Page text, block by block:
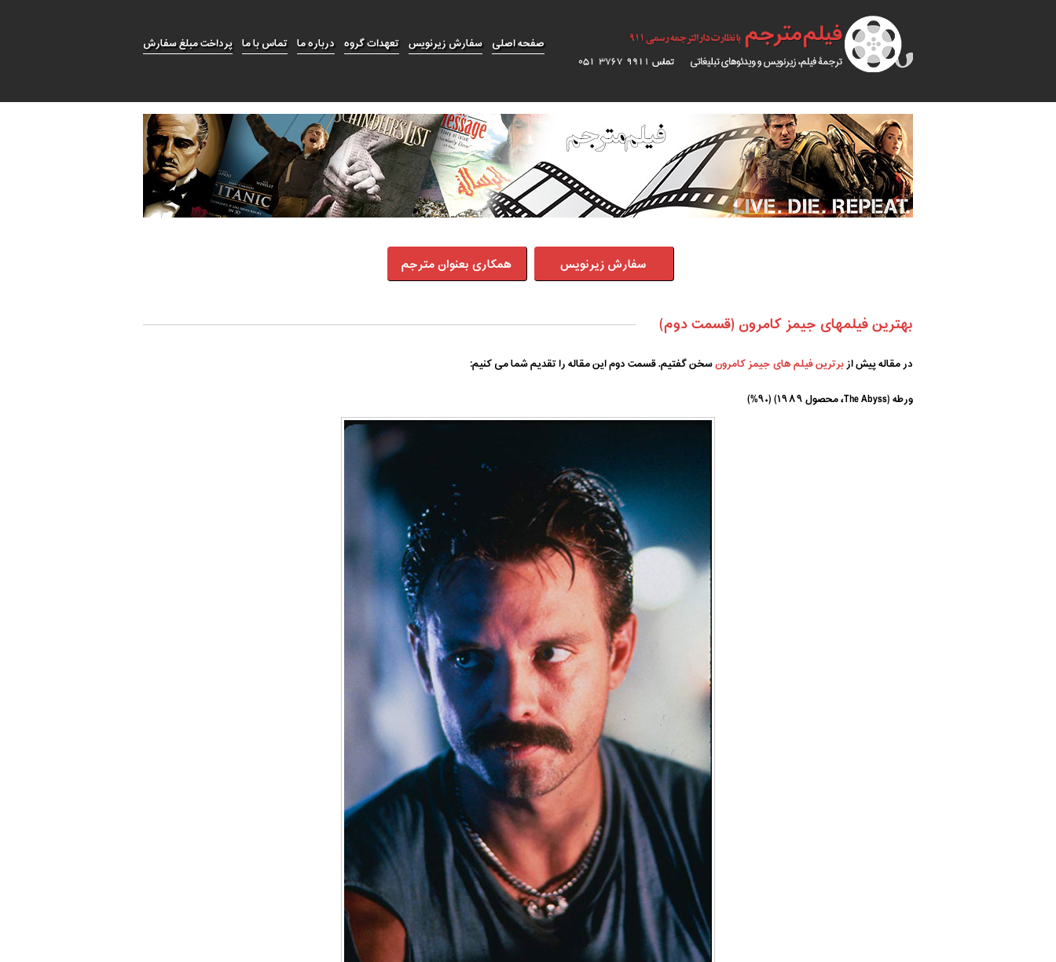
پرداخت مبلغ سفارش تماس با ما درباره ما تعهدات گروه سفارش زیرنویس صفحه اصلی
سفارش زیرنویس همکاری بعنوان مترجم
بهترین فیلمهای جیمز کامرون (قسمت دوم)
در مقاله پیش ازبرترین فیلم های جیمز کامرونسخن گفتیم. قسمت دوم این مقاله را تقدیم شما می کنیم:
ورطه (The Abyss، محصول ۱۹۸۹) (۹۰%)